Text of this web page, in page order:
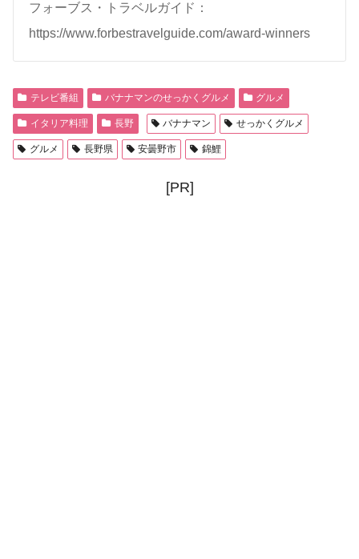
フォーブス・トラベルガイド：
https://www.forbestravelguide.com/award-winners
テレビ番組 バナナマンのせっかくグルメ グルメ
イタリア料理 長野 バナナマン せっかくグルメ
グルメ 長野県 安曇野市 錦鯉
[PR]